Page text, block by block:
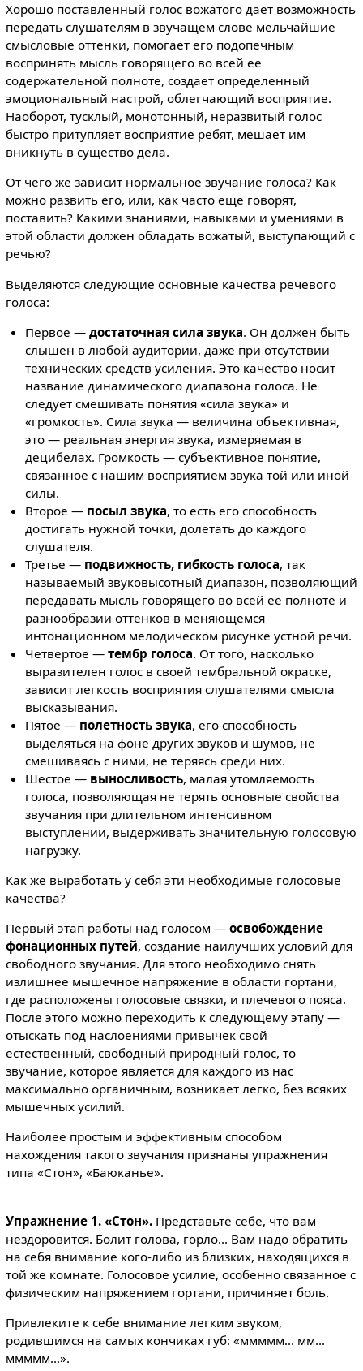
Хорошо поставленный голос вожатого дает возможность
передать слушателям в звучащем слове мельчайшие
смысловые оттенки, помогает его подопечным
воспринять мысль говорящего во всей ее
содержательной полноте, создает определенный
эмоциональный настрой, облегчающий восприятие.
Наоборот, тусклый, монотонный, неразвитый голос
быстро притупляет восприятие ребят, мешает им
вникнуть в существо дела.
От чего же зависит нормальное звучание голоса? Как
можно развить его, или, как часто еще говорят,
поставить? Какими знаниями, навыками и умениями в
этой области должен обладать вожатый, выступающий с
речью?
Выделяются следующие основные качества речевого
голоса:
Первое —достаточная сила звука. Он должен быть
слышен в любой аудитории, даже при отсутствии
технических средств усиления. Это качество носит
название динамического диапазона голоса. Не
следует смешивать понятия «сила звука» и
«громкость». Сила звука — величина объективная,
это — реальная энергия звука, измеряемая в
децибелах. Громкость — субъективное понятие,
связанное с нашим восприятием звука той или иной
силы.
Второе — посыл звука, то есть его способность
достигать нужной точки, долетать до каждого
слушателя.
Третье — подвижность, гибкость голоса, так
называемый звуковысотный диапазон, позволяющий
передавать мысль говорящего во всей ее полноте и
разнообразии оттенков в меняющемся
интонационном мелодическом рисунке устной речи.
Четвертое —тембр голоса. От того, насколько
выразителен голос в своей тембральной окраске,
зависит легкость восприятия слушателями смысла
высказывания.
Пятое — полетность звука, его способность
выделяться на фоне других звуков и шумов, не
смешиваясь с ними, не теряясь среди них.
Шестое — выносливость, малая утомляемость
голоса, позволяющая не терять основные свойства
звучания при длительном интенсивном
выступлении, выдерживать значительную голосовую
нагрузку.
Как же выработать у себя эти необходимые голосовые
качества?
Первый этап работы над голосом — освобождение
фонационных путей, создание наилучших условий для
свободного звучания. Для этого необходимо снять
излишнее мышечное напряжение в области гортани,
где расположены голосовые связки, и плечевого пояса.
После этого можно переходить к следующему этапу —
отыскать под наслоениями привычек свой
естественный, свободный природный голос, то
звучание, которое является для каждого из нас
максимально органичным, возникает легко, без всяких
мышечных усилий.
Наиболее простым и эффективным способом
нахождения такого звучания признаны упражнения
типа «Стон», «Баюканье».
Упражнение 1. «Стон».Представьте себе, что вам
нездоровится. Болит голова, горло... Вам надо обратить
на себя внимание кого-либо из близких, находящихся в
той же комнате. Голосовое усилие, особенно связанное с
физическим напряжением гортани, причиняет боль.
Привлеките к себе внимание легким звуком,
родившимся на самых кончиках губ: «ммммм... мм...
ммммм...».